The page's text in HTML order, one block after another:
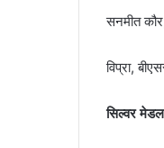
सनमीत
विप्रा,
सिल्वर मेडल